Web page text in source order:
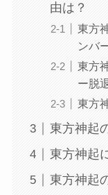
由は？
東方
ンバ
東方
ー脱
東方
東方神起
東方神起
東方神起